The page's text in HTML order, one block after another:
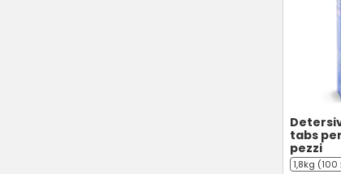
tabs
pezzi
1,8kg (100